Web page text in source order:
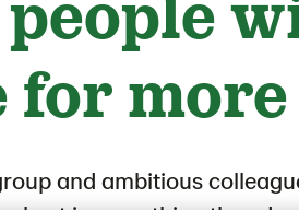
for more
and ambitious